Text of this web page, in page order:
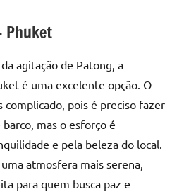
Phuket
agitação de Patong, a
é uma excelente opção. O
complicado, pois é preciso fazer
mas o esforço é
e pela beleza do local.
atmosfera mais serena,
para quem busca paz e